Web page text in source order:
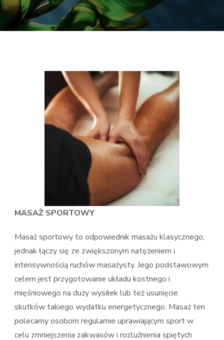
MASAŻ SPORTOWY
Masaż sportowy to odpowiednik masażu klasycznego,
jednak łączy się ze zwiększonym natężeniem i
intensywnością ruchów masażysty. Jego podstawowym
celem jest przygotowanie układu kostnego i
mięśniowego na duży wysiłek lub też usunięcie
skutków takiego wydatku energetycznego. Masaż ten
polecamy osobom regularnie uprawiającym sport w
celu zmniejszenia zakwasów i rozluźnienia spiętych